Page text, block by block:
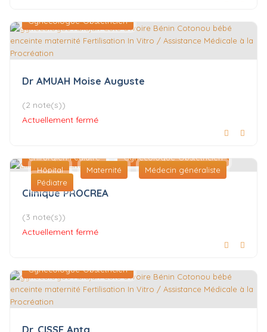
Gynécologue-Obstétricien
Dr AMUAH Moise Auguste
(2 note(s))
Actuellement fermé
Chirurgien Pédiatre
Gynécologue-Obstétricien
Hôpital
Maternité
Médecin généraliste
Pédiatre
Clinique PROCREA
(3 note(s))
Actuellement fermé
Gynécologue-Obstétricien
Dr. CISSE Anta